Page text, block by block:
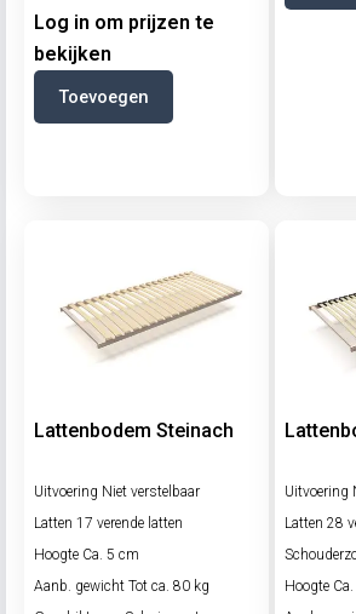
Log in om prijzen te
bekijken
Toevoegen
Lattenbodem Steinach
Uitvoering Niet verstelbaar
Latten 17 verende latten
Hoogte Ca. 5 cm
Aanb. gewicht Tot ca. 80 kg
Uitvoering
Latten 28
Hoogte